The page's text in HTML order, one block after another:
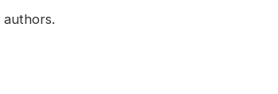
authors.